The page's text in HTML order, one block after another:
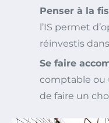
Penser à la
l’IS permet
réinvestis
Se faire
comptable ou
de faire un